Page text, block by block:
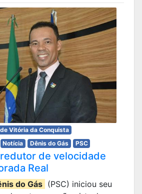
Vitória da Conquista
Notícia Dênis do Gás PSC
de velocidade
Real
do Gás (PSC) iniciou seu